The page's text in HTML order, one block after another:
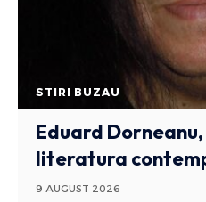
STIRI BUZAU
Eduard
literatura
9 AUGUST 2026